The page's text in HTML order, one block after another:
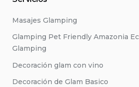
Masajes Glamping
Glamping Pet Friendly Amazonia
Glamping
Decoración glam con vino
Decoración de Glam Basico